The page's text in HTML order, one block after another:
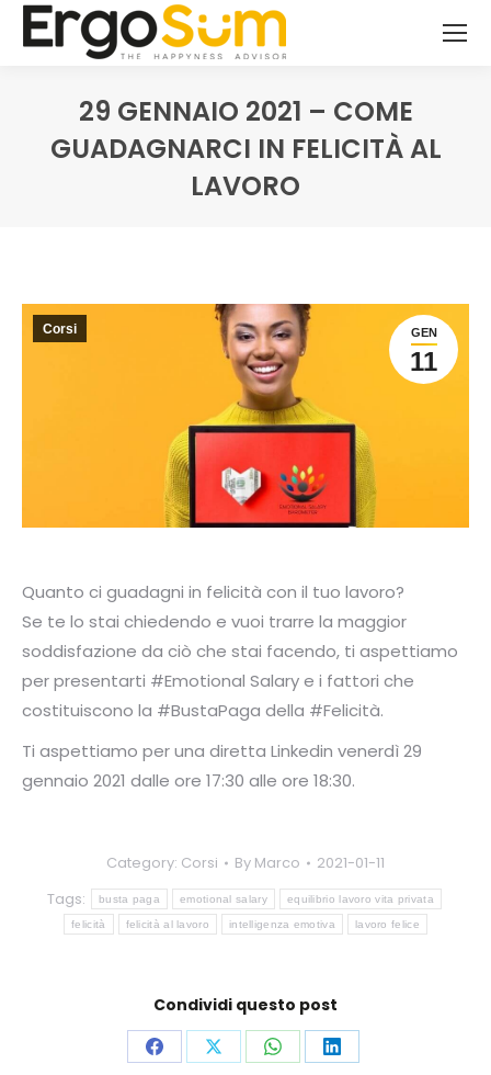
29 GENNAIO 2021 – COME
GUADAGNARCI IN FELICITÀ AL
LAVORO
GEN
11
Corsi
Quanto ci guadagni in felicità con il tuo lavoro?
Se te lo stai chiedendo e vuoi trarre la maggior
soddisfazione da ciò che stai facendo, ti aspettiamo
per presentarti #Emotional Salary e i fattori che
costituiscono la #BustaPaga della #Felicità.
Ti aspettiamo per una diretta Linkedin venerdì 29
gennaio 2021 dalle ore 17:30 alle ore 18:30.
Category: Corsi By Marco
2021-01-11
Tags:
busta paga emotional salary equilibrio lavoro vita privata
felicità felicità al lavoro intelligenza emotiva lavoro felice
Condividi questo post
Share Share Share Share